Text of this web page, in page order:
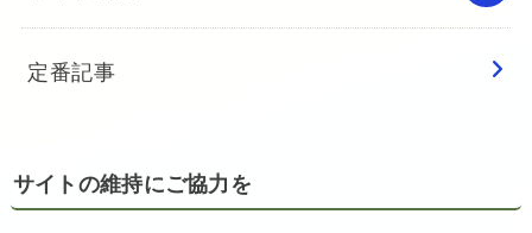
定番記事
サイトの維持にご協力を